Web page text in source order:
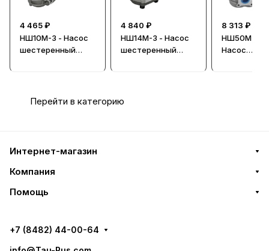
4 465 ₽
НШ10М-3 - Насос
шестеренный
4 840 ₽
НШ14М-3 - Насос
шестеренный
8 313 ₽
НШ50М-3Л
Насос
Перейти в категорию
Интернет-магазин
Компания
Помощь
+7 (8482) 44-00-64